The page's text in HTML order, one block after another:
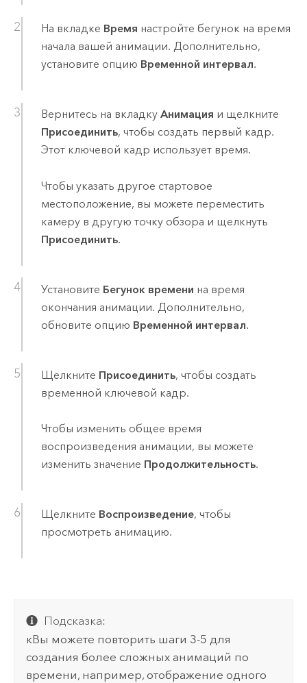
На вкладке Время настройте бегунок на время
начала вашей анимации. Дополнительно,
установите опцию Временной интервал.
Вернитесь на вкладку Анимация и щелкните
Присоединить, чтобы создать первый кадр.
Этот ключевой кадр использует время.
Чтобы указать другое стартовое
местоположение, вы можете переместить
камеру в другую точку обзора и щелкнуть
Присоединить.
Установите Бегунок времени на время
окончания анимации. Дополнительно,
обновите опцию Временной интервал.
Щелкните Присоединить, чтобы создать
временной ключевой кадр.
Чтобы изменить общее время
воспроизведения анимации, вы можете
изменить значение Продолжительность.
Щелкните Воспроизведение, чтобы
просмотреть анимацию.
Подсказка:
кВы можете повторить шаги 3-5 для
создания более сложных анимаций по
времени, например, отображение одного